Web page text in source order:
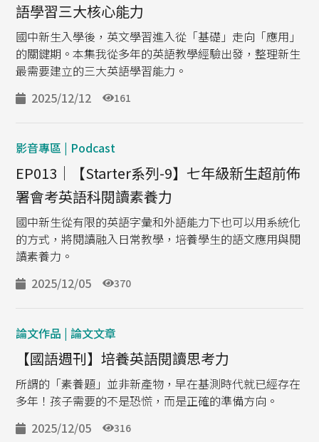
語學習三大核心能力
國中新生入學後，英文學習進入從「基礎」走向「應用」
的關鍵期。本集我從多年的英語教學經驗出發，整理新生
最需要建立的三大英語學習能力。
2025/12/12
161
影音專區 | Podcast
EP013｜【Starter系列-9】七年級新生超前佈
署會考英語科閱讀素養力
國中新生從有限的英語字彙和外語能力下也可以用系統化
的方式，將閱讀融入日常教學，培養學生的語文應用與閱
讀素養力。
2025/12/05
370
論文作品 | 論文文章
【國語週刊】培養英語閱讀思考力
所謂的「素養題」並非新產物，早在基測時代就已經存在
多年！孩子需要的不是恐慌，而是正確的準備方向。
2025/12/05
316